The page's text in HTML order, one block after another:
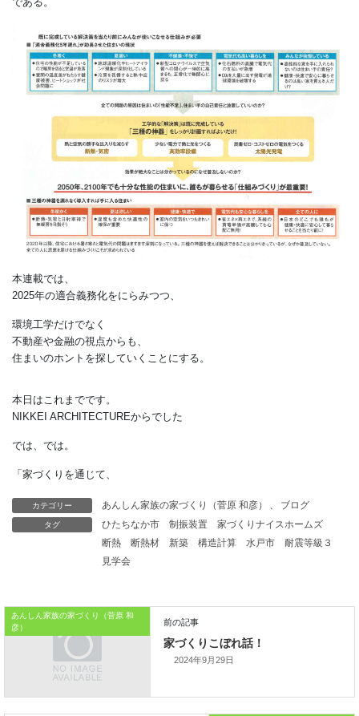
筆者は工学者として、
断熱・気密、高効率設備、太陽光発電の
三種の神器をきちんと
組み合わせればよいだけだと考えている。
「すべての人に届ける仕組みづくり」
である。
本連載では、
環境工学だけでなく
不動産や金融の視点からも、
住まいのホントを探していくことにする。
本日はこれまでです。
NIKKEI ARCHITECTUREからでした
では、では。
カテゴリー あんしん家族の家づくり（菅原 和彦） 、
ブログ
タグ
ひたちなか市 制振装置
家づくりナイスホームズ
断熱
断熱材 新築 構造計算 水戸市
耐震等級３
見学会
あんしん家族の家づくり（菅原 和
彦）
2024年9月29日